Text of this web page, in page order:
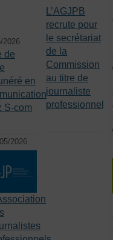
L’AGJPB
recrute pour
le secrétariat
de la
Commission
au titre de
journaliste
professionnel
2026
de
en
S-com
2026